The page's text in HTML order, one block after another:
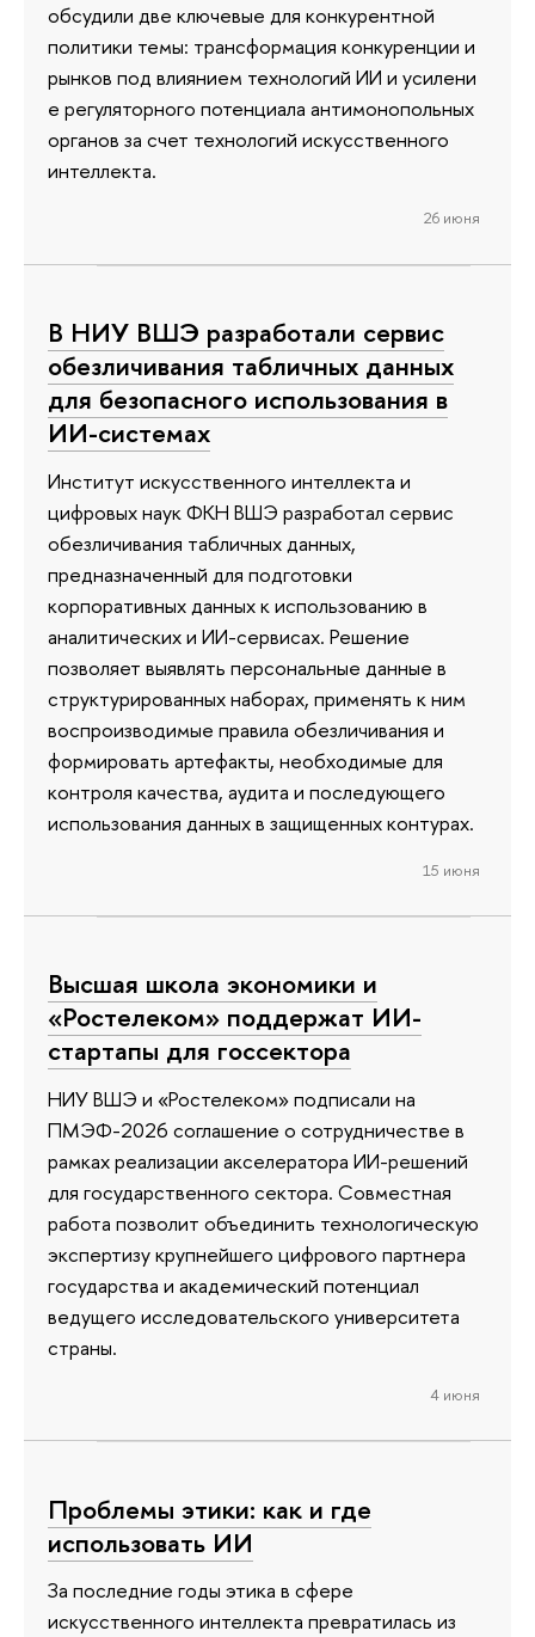
обсудили две ключевые для конкурентной
политики темы: трансформация конкуренции и
рынков под влиянием технологий ИИ и усилени
е регуляторного потенциала антимонопольных
органов за счет технологий искусственного
интеллекта.
26 июня
В НИУ ВШЭ разработали сервис
обезличивания табличных данных
для безопасного использования в
ИИ-системах
Институт искусственного интеллекта и
цифровых наук ФКН ВШЭ разработал сервис
обезличивания табличных данных,
предназначенный для подготовки
корпоративных данных к использованию в
аналитических и ИИ-сервисах. Решение
позволяет выявлять персональные данные в
структурированных наборах, применять к ним
воспроизводимые правила обезличивания и
формировать артефакты, необходимые для
контроля качества, аудита и последующего
использования данных в защищенных контурах.
15 июня
Высшая школа экономики и
«Ростелеком» поддержат ИИ-
стартапы для госсектора
НИУ ВШЭ и «Ростелеком» подписали на
ПМЭФ-2026 соглашение о сотрудничестве в
рамках реализации акселератора ИИ-решений
для государственного сектора. Совместная
работа позволит объединить технологическую
экспертизу крупнейшего цифрового партнера
государства и академический потенциал
ведущего исследовательского университета
страны.
4 июня
Проблемы этики: как и где
использовать ИИ
За последние годы этика в сфере
искусственного интеллекта превратилась из